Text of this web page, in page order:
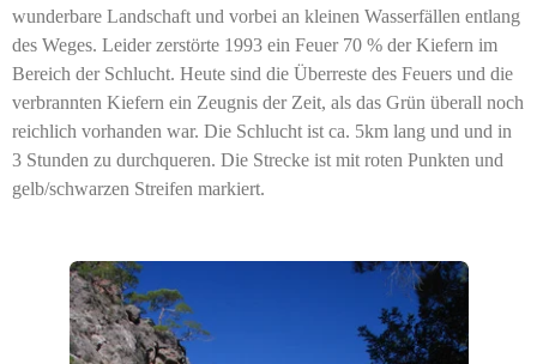
wunderbare Landschaft und vorbei an kleinen Wasserfällen entlang
des Weges. Leider zerstörte 1993 ein Feuer 70 % der Kiefern im
Bereich der Schlucht. Heute sind die Überreste des Feuers und die
verbrannten Kiefern ein Zeugnis der Zeit, als das Grün überall noch
reichlich vorhanden war. Die Schlucht ist ca. 5km lang und und in
3 Stunden zu durchqueren. Die Strecke ist mit roten Punkten und
gelb/schwarzen Streifen markiert.